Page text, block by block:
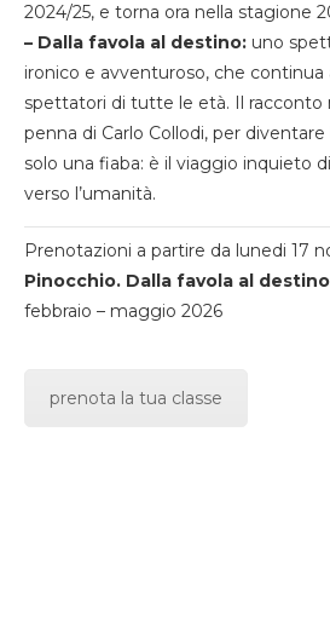
2024/25, e torna ora nella stagione
– Dalla favola al destino: uno
ironico e avventuroso, che continua
spettatori di tutte le età. Il racconto
penna di Carlo Collodi, per
solo una fiaba: è il viaggio inquieto
verso l’umanità.
Prenotazioni a partire da lunedi 17
Pinocchio. Dalla favola al destino
febbraio – maggio 2026
prenota la tua classe